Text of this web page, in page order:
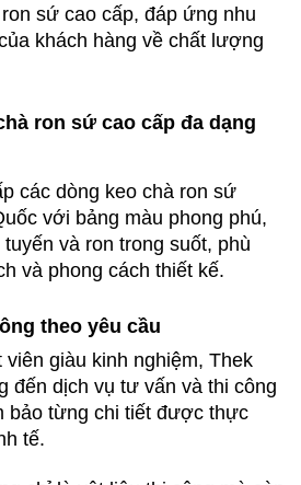
sứ cao cấp, đáp ứng nhu
khách hàng về chất lượng
ron sứ cao cấp đa dạng
các dòng keo chà ron sứ
với bảng màu phong phú,
và ron trong suốt, phù
và phong cách thiết kế.
theo yêu cầu
giàu kinh nghiệm, Thek
đến dịch vụ tư vấn và thi công
bảo từng chi tiết được thực
tế.